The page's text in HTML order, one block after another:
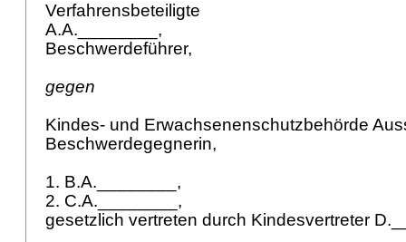
Verfahrensbeteiligte
A.A.________,
Beschwerdeführer,
gegen
Kindes- und Erwachsenenschutzbehörde
Beschwerdegegnerin,
1. B.A.________,
2. C.A.________,
gesetzlich vertreten durch Kindesvertreter